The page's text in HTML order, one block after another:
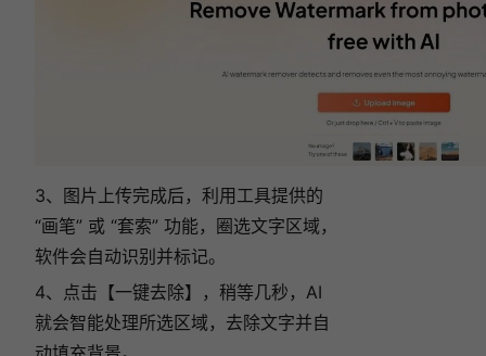
3、图片上传完成后，利用工具提供的
“画笔” 或 “套索” 功能，圈选文字区域，
软件会自动识别并标记。
4、点击【一键去除】，稍等几秒，AI
就会智能处理所选区域，去除文字并自